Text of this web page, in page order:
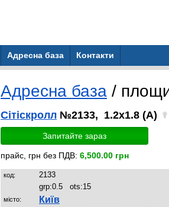
Адресна база Контакти
Адресна база /
Сітіскролл №2133, 1.2x1.8 (A)
Запитайте зараз
прайс, грн без ПДВ: 6,500.00 грн
код:
2133
grp:0.5 ots:15
місто: Київ